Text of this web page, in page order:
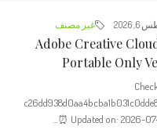
2026 غير مصنف
Adobe Creative
Portable Only
🛡️
⏰ Updated on: 2026-07-